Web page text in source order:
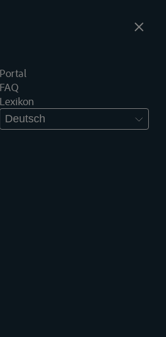
Portal
FAQ
Lexikon
Deutsch
das Binnenschifffahrtsrecht sind
bedeutet, dass häufig ein
wird. Dieses Lexikon wird Ihnen
Begriffe zu beherrschen.
voor uw zoekopdracht.